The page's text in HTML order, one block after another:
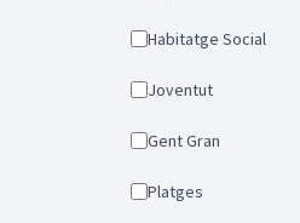
Habitatge Social
Joventut
Gent Gran
Platges